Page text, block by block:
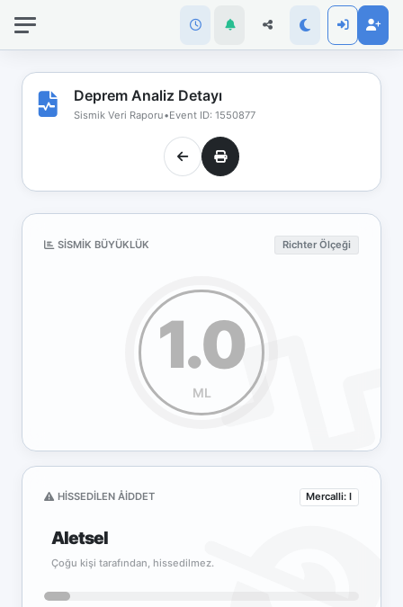
Deprem Analiz Detayı
Sismik Veri Raporu•Event ID: 1550877
SISMIK BÜYÜKLÜK Richter Ölçeği
1.0
ML
HISSEDILEN ÅIDDET Mercalli: I
Aletsel
Çoğu kişi tarafından, hissedilmez.
bağlantınız
koptu!
Çevrimdışı
moddasınız.